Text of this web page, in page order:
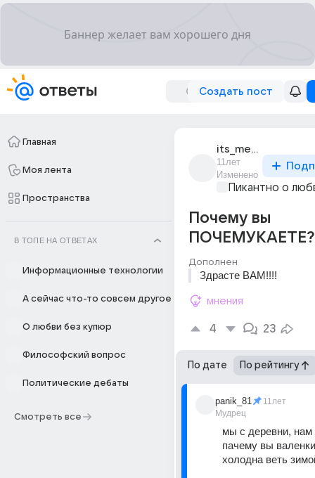
Создать пост
Главная
Моя лента
Пространства
В ТОПЕ НА ОТВЕТАХ
Информационные технологии
А сейчас что-то совсем другое
О любви без купюр
Философский вопрос
Политические дебаты
Смотреть все
its_me_61
11лет
Изменено
Пикантно о
Почему вы
Дополнен
Здрасте ВАМ!!!!
мнения
4 23
По дате По рейтингу
panik_81
Мудрец
11лет
мы с деревни, нам
пачему вы
холодна веть